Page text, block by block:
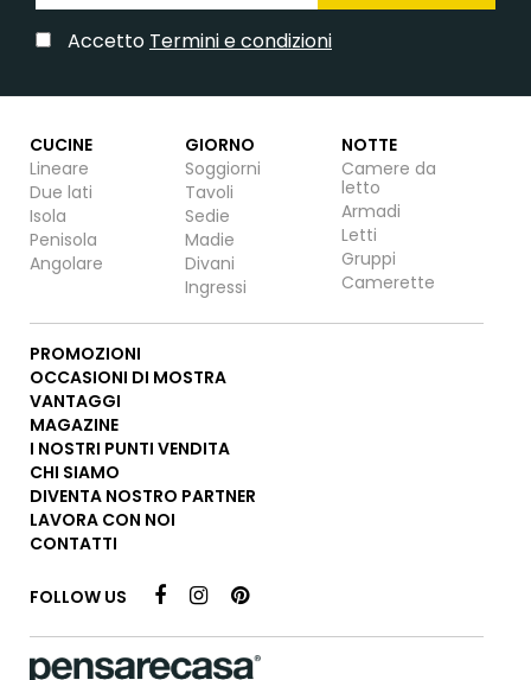
Accetto Termini e condizioni
CUCINE
Lineare
Due lati
Isola
Penisola
Angolare
GIORNO
Soggiorni
Tavoli
Sedie
Madie
Divani
Ingressi
NOTTE
Camere da
letto
Armadi
Letti
Gruppi
Camerette
PROMOZIONI
OCCASIONI DI MOSTRA
VANTAGGI
MAGAZINE
I NOSTRI PUNTI VENDITA
CHI SIAMO
DIVENTA NOSTRO PARTNER
LAVORA CON NOI
CONTATTI
FOLLOW US